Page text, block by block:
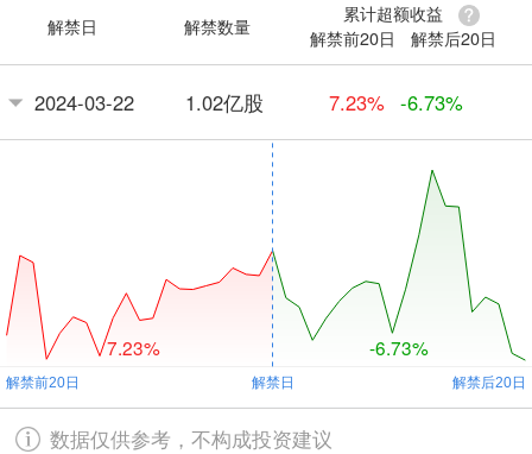
解禁日 解禁数量
累计超额收益
解禁前20日
解禁后20日
2024-03-22 1.02亿股 7.23% -6.73%
7.23% -6.73%
数据仅供参考，不构成投资建议